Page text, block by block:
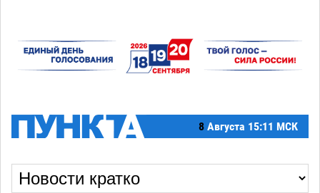
8 Августа 15:11 МСК